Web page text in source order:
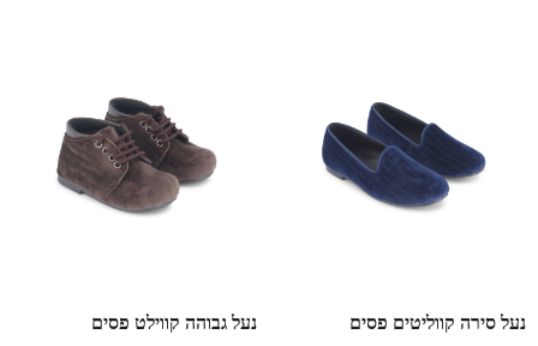
נעל סירה קווליטים פסים
נעל גבוהה קווילט פסים